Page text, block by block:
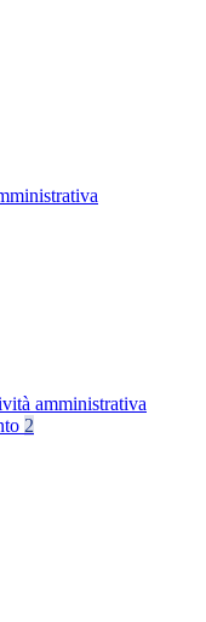
amministrativa
2